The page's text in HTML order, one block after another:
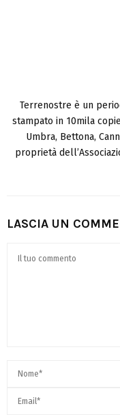
Terrenostre è un
stampato in 10mila
Umbra, Bettona,
proprietà
LASCIA UN